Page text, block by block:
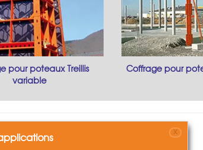
pour poteaux Treillis
variable
Coffrage pour
ou d'occasion X